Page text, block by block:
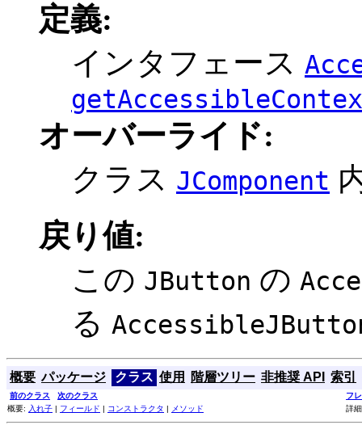
定義:
インタフェース
オーバーライド:
クラス JComponent
戻り値:
この JButton の
る
概要 パッケージ クラス 使用 階層ツリー 非推奨 API 索引
前のクラス 次のクラス
フ
概要: 入れ子 | フィールド | コンストラクタ | メソッド 詳